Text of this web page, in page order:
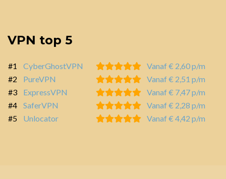
VPN top 5
#1 CyberGhostVPN
Vanaf € 2,60 p/m
#2
PureVPN
Vanaf € 2,51 p/m
#3
ExpressVPN
Vanaf € 7,47 p/m
#4
SaferVPN
Vanaf € 2,28 p/m
#5
Unlocator Vanaf € 4,42 p/m